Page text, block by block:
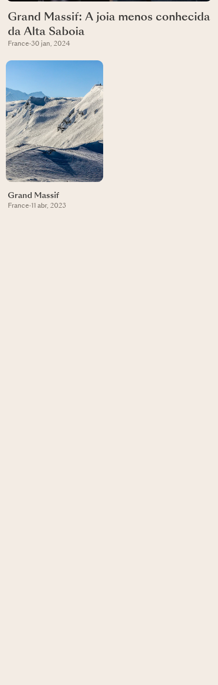
Grand Massif: A joia menos conhecida
da Alta Saboia
France·30 jan, 2024
Grand Massif
France·11 abr, 2023